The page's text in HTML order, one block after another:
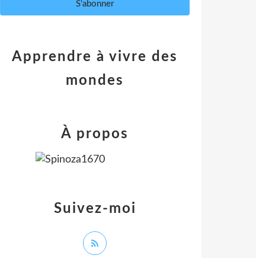
Apprendre à vivre des
mondes
Suivez-moi
À propos